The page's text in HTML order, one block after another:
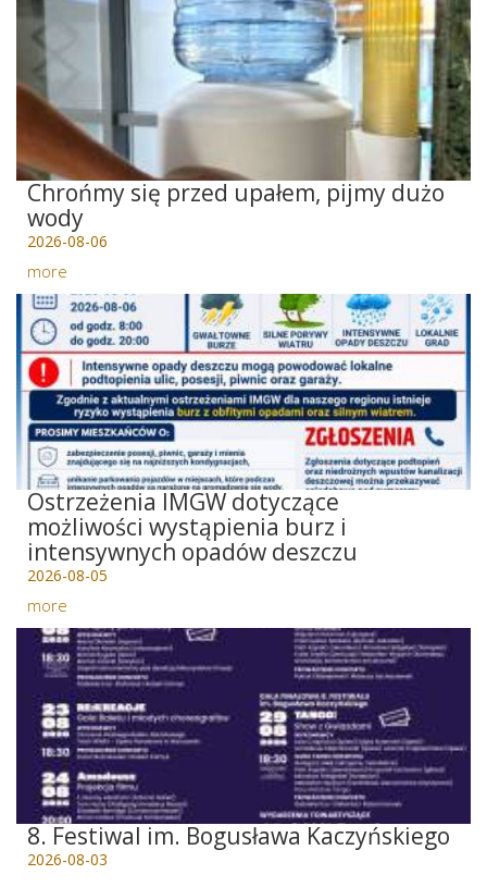
Chrońmy się przed upałem, pijmy dużo
wody
2026-08-06
more
Ostrzeżenia IMGW dotyczące
możliwości wystąpienia burz i
intensywnych opadów deszczu
2026-08-05
more
8. Festiwal im. Bogusława Kaczyńskiego
2026-08-03